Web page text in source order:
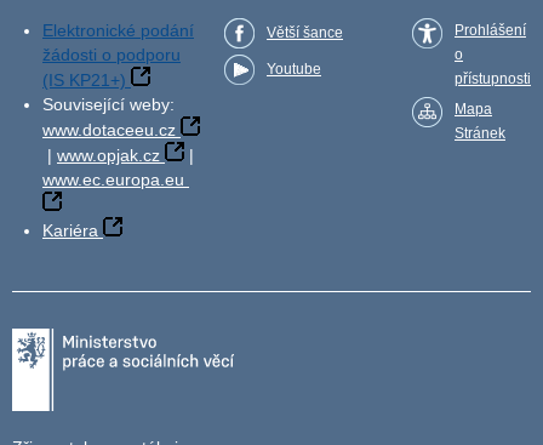
Elektronické podání
žádosti o podporu
(IS KP21+)
Související weby:
www.dotaceeu.cz
| www.opjak.cz
|
www.ec.europa.eu
Kariéra
Větší šance
Youtube
Prohlášení
o
přístupnosti
Mapa
Stránek